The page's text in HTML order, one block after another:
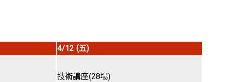
4/12 (五)
技術講座(28場)